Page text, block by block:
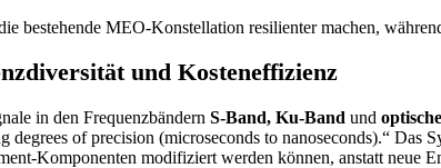
bestehende MEO-Konstellation resilienter machen,
und Kosteneffizienz
in den Frequenzbändern S-Band, Ku-Band und
of precision (microseconds to nanoseconds).“
Komponenten modifiziert werden können, anstatt neue